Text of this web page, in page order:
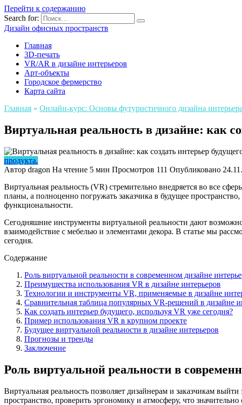
Перейти к содержанию
Search for:
Дизайн офисных пространств
Главная
3D-печать
VR/AR в дизайне интерьеров
Арт-объекты
Городское фермерство
Карта сайта
Главная » Онлайн-курс: Основы футуристичного дизайна
Виртуальная реальность в дизайне: как
продукта.
Автор dragon На чтение 5 мин Просмотров 111 Опубликовано
Виртуальная реальность (VR) стремительно внедряется во все
планы, а полноценно погружать заказчика в будущее
функциональности.
Сегодняшние инструменты виртуальной реальности дают
взаимодействие с мебелью и элементами декора. В статье мы
сегодня.
Содержание
Роль виртуальной реальности в современном дизайне
Преимущества использования VR в дизайне интерьеров
Технологии и инструменты VR, применяемые в дизайне
Сравнительная таблица популярных VR-решений в дизайне
Как создать интерьер будущего, используя VR уже сегодня?
Пример использования VR в крупном проекте
Будущее виртуальной реальности в дизайне интерьеров
Прогнозы и тренды
Заключение
Роль виртуальной реальности в
Виртуальная реальность позволяет дизайнерам и заказчикам
пространство, проверить эргономику и атмосферу, что